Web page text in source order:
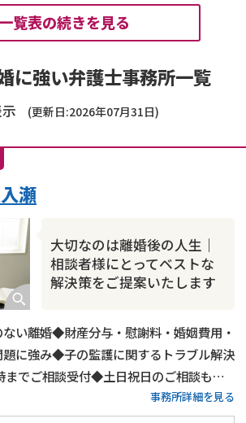
一覧表の続きを見る
に強い弁護士事務所一覧
(更新日:2026年07月31日)
大切なのは離婚後の人生｜
相談者様にとってベストな
解決策をご提案いたします
瀬
い離婚◆財産分与・慰謝料・婚姻費用・
に強み◆子の監護に関するトラブル解決
でご相談受付◆土日祝日のご相談も可
のいずれにも精通◆徹底的な秘密管理
事務所詳細を見る